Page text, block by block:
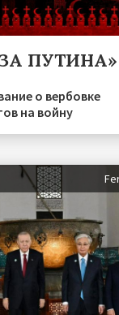
ПУТИНА»
о вербовке
на войну